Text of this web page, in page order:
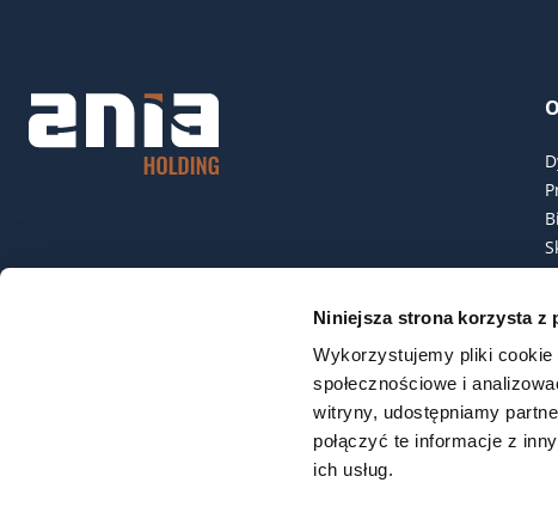
Niniejsza strona korzysta z
Wykorzystujemy pliki
społecznościowe i
witryny, udostępniamy
połączyć te informacje z
ich usług.